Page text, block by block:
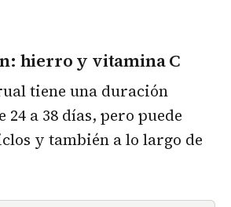
hierro y vitamina C
tiene una duración
a 38 días, pero puede
y también a lo largo de